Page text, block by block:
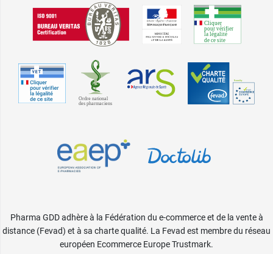
Pharma GDD adhère à la Fédération du e-commerce et de la vente à
distance (Fevad) et à sa charte qualité. La Fevad est membre du réseau
européen Ecommerce Europe Trustmark.